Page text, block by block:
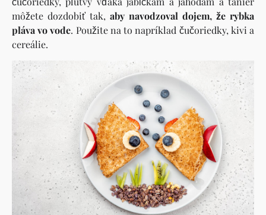
môžete dozdobiť tak, aby navodzoval dojem, že rybka
pláva vo vode. Použite na to napríklad čučoriedky, kivi a
cereálie.